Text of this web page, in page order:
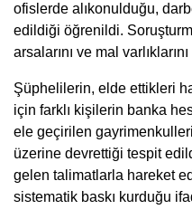
ofislerde alıkonulduğu,
edildiği öğrenildi.
arsalarını ve mal
Şüphelilerin, elde ettikleri
için farklı kişilerin banka
ele geçirilen gayrimenkulleri
üzerine devrettiği tespit
gelen talimatlarla hareket
sistematik baskı kurduğu